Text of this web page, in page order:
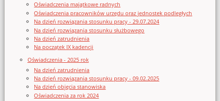
Oświadczenia majątkowe radnych
Oświadczenia pracowników urzędu oraz jednostek podległych
Na dzień rozwiązania stosunku pracy - 29.07.2024
Na dzień rozwiązania stosunku służbowego
Na dzień zatrudnienia
Na początek IX kadencji
Oświadczenia - 2025 rok
Na dzień zatrudnienia
Na dzień rozwiązania stosunku pracy - 09.02.2025
Na dzień objęcia stanowiska
Oświadczenia za rok 2024